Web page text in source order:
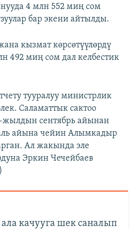
4 млн 552 миң сом
бар экени айтылды.
кызмат көрсөтүүлөрдү
492 миң сом дал келбестик
тууралуу министрлик
Саламаттык сактоо
жылдын сентябрь айынан
айына чейин Алымкадыр
Ал жакында эле
Эркин Чечейбаев
качууга шек саналып